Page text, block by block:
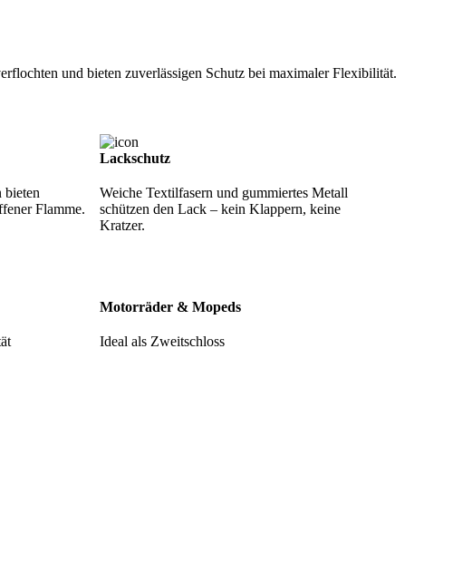
und bieten zuverlässigen Schutz bei maximaler Flexibilität.
bieten
Flamme.
Lackschutz
Weiche Textilfasern und gummiertes Metall
schützen den Lack – kein Klappern, keine
Kratzer.
Motorräder & Mopeds
Ideal als Zweitschloss